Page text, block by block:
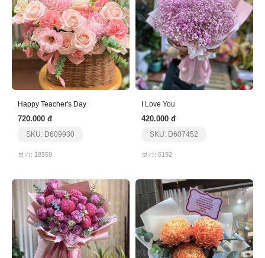
Happy Teacher's Day
720.000 đ
SKU: D609930
보기: 18559
I Love You
420.000 đ
SKU: D607452
보기: 6192